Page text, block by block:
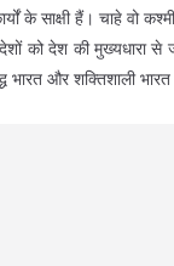
साक्षी हैं। चाहे वो
को देश की मुख्यधारा से
और शक्तिशाली